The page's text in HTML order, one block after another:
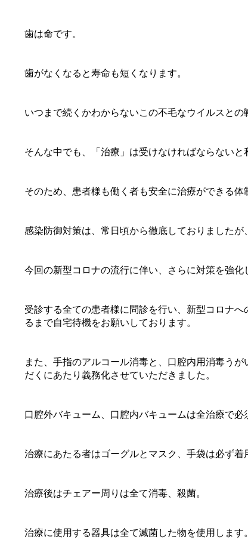
歯は命です。
歯がなくなると寿命も短くなります。
いつまで続くかわからないこの不毛なウイルスとの
そんな中でも、「治療」は受けなければならないと
そのため、患者様も働く者も安全に治療ができる体
感染防御対策は、常日頃から徹底しておりましたが、
今回の新型コロナの流行に伴い、さらに対策を強化
受診する全ての患者様に問診を行い、新型コロナへ
るまで自宅待機をお願いしております。
また、手指のアルコール消毒と、口腔内用消毒う
だくにあたり義務化させていただきました。
口腔外バキューム、口腔内バキュームは全治療で必
治療にあたる者はゴーグルとマスク、手袋は必ず着
治療後はチェアー周りは全て消毒、殺菌。
治療に使用する器具は全て滅菌した物を使用します。